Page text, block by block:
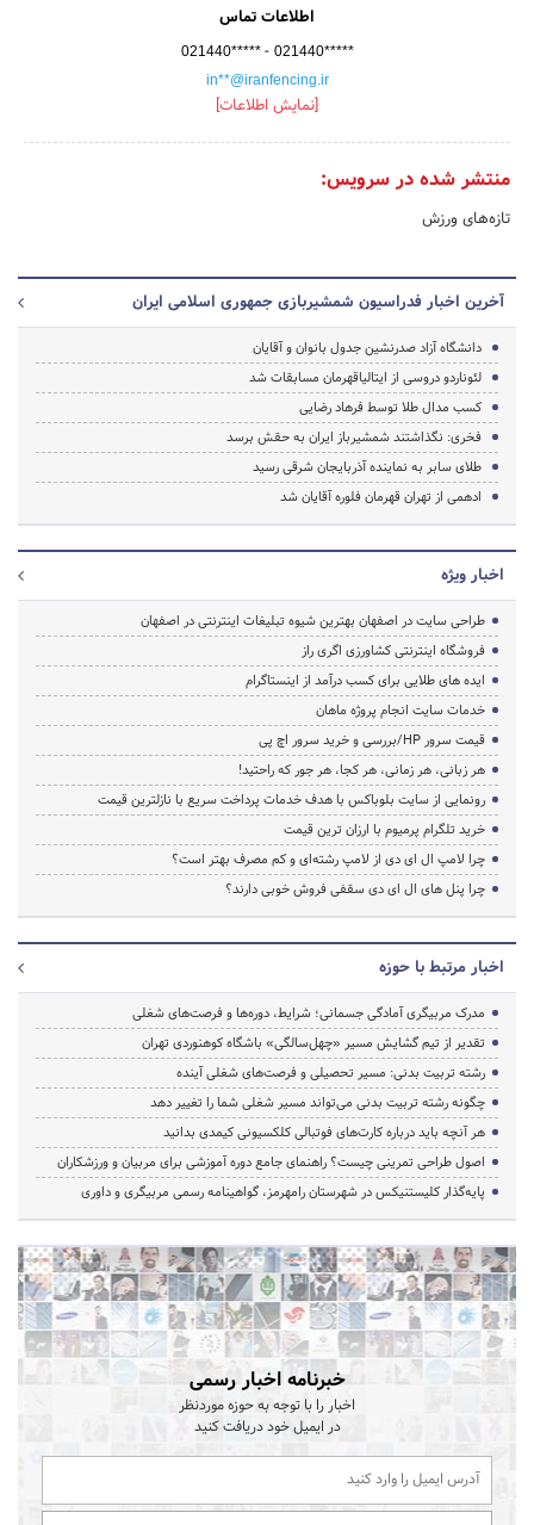
اطلاعات تماس
021440***** - 021440*****
in**@iranfencing.ir
[نمایش اطلاعات]
منتشر شده در سرویس:
تازه‌های ورزش
آخرین اخبار فدراسیون شمشیربازی جمهوری اسلامی ایران
دانشگاه آزاد صدرنشین جدول بانوان و آقایان
لئوناردو دروسی از ایتالیاقهرمان مسابقات شد
کسب مدال طلا توسط فرهاد رضایی
فخری: نگذاشتند شمشیرباز ایران به حقش برسد
طلای سابر به نماینده آذربایجان شرقی رسید
ادهمی از تهران قهرمان فلوره آقایان شد
اخبار ویژه
طراحی سایت در اصفهان بهترین شیوه تبلیغات اینترنتی در اصفهان
فروشگاه اینترنتی کشاورزی اگری راز
ایده های طلایی برای کسب درآمد از اینستاگرام
خدمات سایت انجام پروژه ماهان
قیمت سرور HP/بررسی و خرید سرور اچ پی
هر زبانی، هر زمانی، هر کجا، هر جور که راحتید!
رونمایی از سایت بلوباکس با هدف خدمات پرداخت سریع با نازلترین قیمت
خرید تلگرام پرمیوم با ارزان ترین قیمت
چرا لامپ ال ای دی از لامپ رشته‌ای و کم مصرف بهتر است؟
چرا پنل های ال ای دی سقفی فروش خوبی دارند؟
اخبار مرتبط با حوزه
مدرک مربیگری آمادگی جسمانی؛ شرایط، دوره‌ها و فرصت‌های شغلی
تقدیر از تیم گشایش مسیر «چهل‌سالگی» باشگاه کوهنوردی تهران
رشته تربیت بدنی: مسیر تحصیلی و فرصت‌های شغلی آینده
چگونه رشته تربیت بدنی می‌تواند مسیر شغلی شما را تغییر دهد
هر آنچه باید درباره کارت‌های فوتبالی کلکسیونی کیمدی بدانید
اصول طراحی تمرینی چیست؟ راهنمای جامع دوره آموزشی برای مربیان و ورزشکاران
پایه‌گذار کلیستنیکس در شهرستان رامهرمز، گواهینامه رسمی مربیگری و داوری
خبرنامه اخبار رسمی
اخبار را با توجه به حوزه موردنظر
در ایمیل خود دریافت کنید